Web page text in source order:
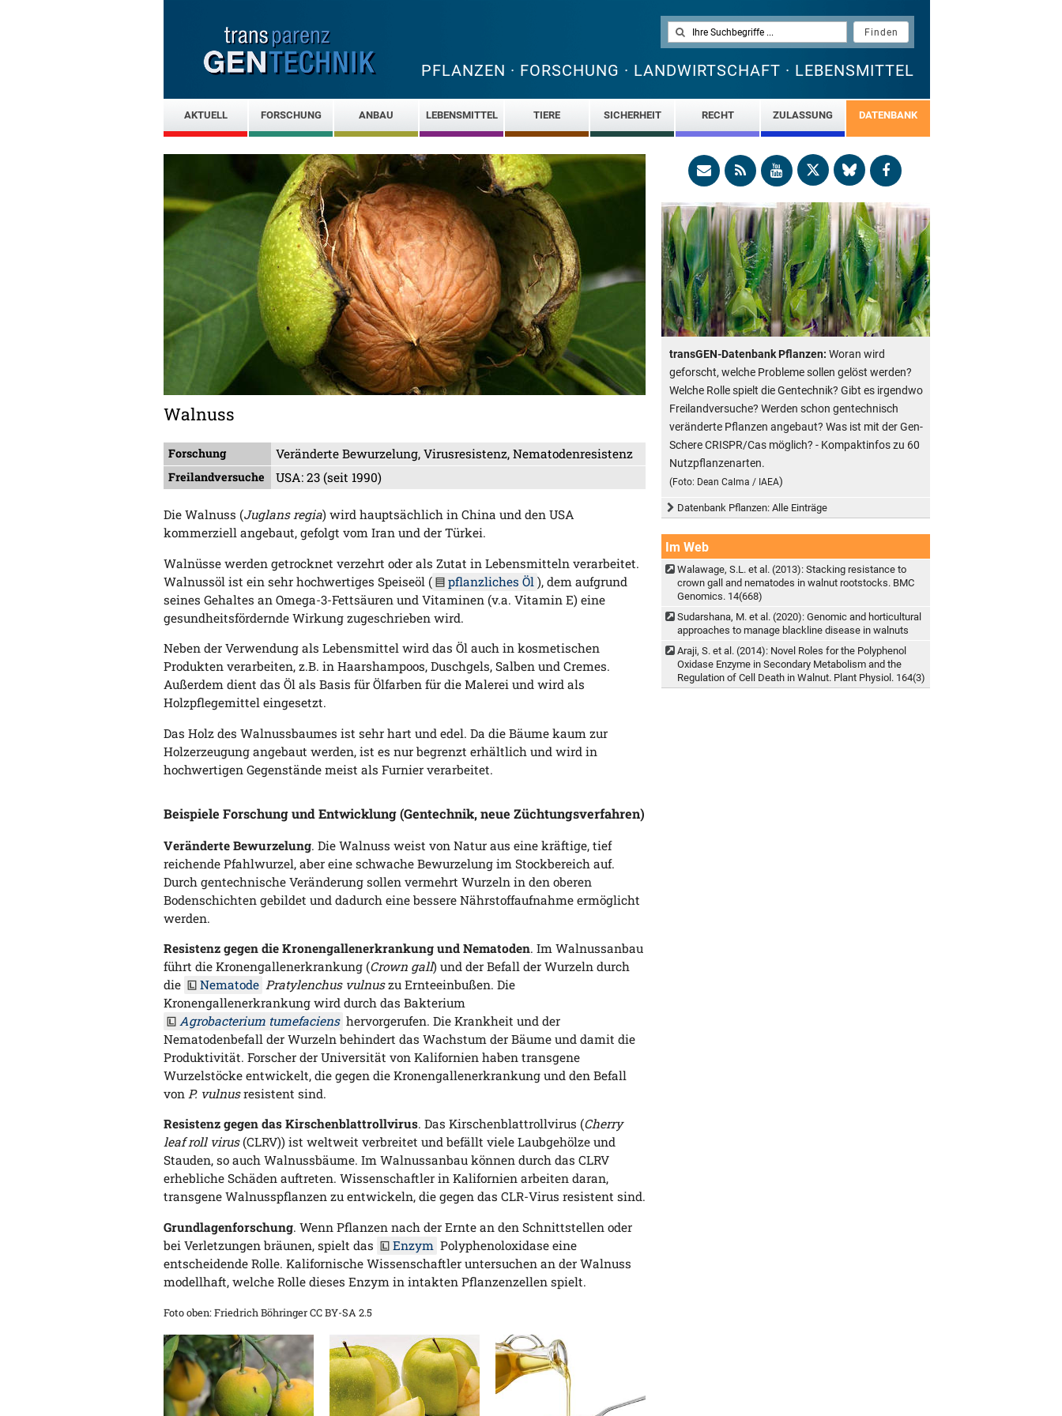
PFLANZEN · FORSCHUNG · LANDWIRTSCHAFT · LEBENSMITTEL
AKTUELL FORSCHUNG ANBAU LEBENSMITTEL TIERE SICHERHEIT RECHT ZULASSUNG DATENBANK
Walnuss
Forschung Veränderte Bewurzelung, Virusresistenz, Nematodenresistenz
Freilandversuche USA: 23 (seit 1990)
Die Walnuss (Juglans regia) wird hauptsächlich in China und den USA
kommerziell angebaut, gefolgt vom Iran und der Türkei.
Walnüsse werden getrocknet verzehrt oder als Zutat in Lebensmitteln verarbeitet.
Walnussöl ist ein sehr hochwertiges Speiseöl (
pflanzliches Öl ), dem aufgrund
seines Gehaltes an Omega-3-Fettsäuren und Vitaminen (v.a. Vitamin E) eine
gesundheitsfördernde Wirkung zugeschrieben wird.
Neben der Verwendung als Lebensmittel wird das Öl auch in kosmetischen
Produkten verarbeiten, z.B. in Haarshampoos, Duschgels, Salben und Cremes.
Außerdem dient das Öl als Basis für Ölfarben für die Malerei und wird als
Holzpflegemittel eingesetzt.
Das Holz des Walnussbaumes ist sehr hart und edel. Da die Bäume kaum zur
Holzerzeugung angebaut werden, ist es nur begrenzt erhältlich und wird in
hochwertigen Gegenstände meist als Furnier verarbeitet.
Beispiele Forschung und Entwicklung (Gentechnik, neue Züchtungsverfahren)
Veränderte Bewurzelung. Die Walnuss weist von Natur aus eine kräftige, tief
reichende Pfahlwurzel, aber eine schwache Bewurzelung im Stockbereich auf.
Durch gentechnische Veränderung sollen vermehrt Wurzeln in den oberen
Bodenschichten gebildet und dadurch eine bessere Nährstoffaufnahme ermöglicht
werden.
Resistenz gegen die Kronengallenerkrankung und Nematoden. Im Walnussanbau
führt die Kronengallenerkrankung (Crown gall) und der Befall der Wurzeln durch
die
Nematode Pratylenchus vulnuszu Ernteeinbußen. Die
Kronengallenerkrankung wird durch das Bakterium
Agrobacterium tumefaciens hervorgerufen. Die Krankheit und der
Nematodenbefall der Wurzeln behindert das Wachstum der Bäume und damit die
Produktivität. Forscher der Universität von Kalifornien haben transgene
Wurzelstöcke entwickelt, die gegen die Kronengallenerkrankung und den Befall
von P. vulnusresistent sind.
Resistenz gegen das Kirschenblattrollvirus. Das Kirschenblattrollvirus (Cherry
leaf roll virus(CLRV)) ist weltweit verbreitet und befällt viele Laubgehölze und
Stauden, so auch Walnussbäume. Im Walnussanbau können durch das CLRV
erhebliche Schäden auftreten. Wissenschaftler in Kalifornien arbeiten daran,
transgene Walnusspflanzen zu entwickeln, die gegen das CLR-Virus resistent sind.
Grundlagenforschung. Wenn Pflanzen nach der Ernte an den Schnittstellen oder
bei Verletzungen bräunen, spielt das
Enzym Polyphenoloxidase eine
entscheidende Rolle. Kalifornische Wissenschaftler untersuchen an der Walnuss
modellhaft, welche Rolle dieses Enzym in intakten Pflanzenzellen spielt.
Foto oben: Friedrich Böhringer CC BY-SA 2.5
transGEN-Datenbank Pflanzen: Woran wird
geforscht, welche Probleme sollen gelöst werden?
Welche Rolle spielt die Gentechnik? Gibt es irgendwo
Freilandversuche? Werden schon gentechnisch
veränderte Pflanzen angebaut? Was ist mit der Gen-
Schere CRISPR/Cas möglich? - Kompaktinfos zu 60
Nutzpflanzenarten.
(Foto: Dean Calma / IAEA)
Datenbank Pflanzen: Alle Einträge
Im Web
Walawage, S.L. et al. (2013): Stacking resistance to
crown gall and nematodes in walnut rootstocks. BMC
Genomics. 14(668)
Sudarshana, M. et al. (2020): Genomic and horticultural
approaches to manage blackline disease in walnuts
Araji, S. et al. (2014): Novel Roles for the Polyphenol
Oxidase Enzyme in Secondary Metabolism and the
Regulation of Cell Death in Walnut. Plant Physiol. 164(3)